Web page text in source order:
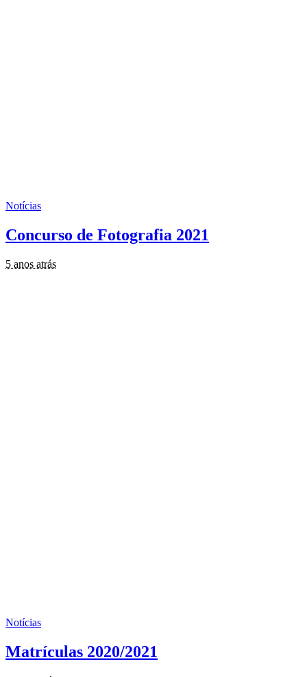
Notícias
Concurso de Fotografia 2021
5 anos atrás
Notícias
Matrículas 2020/2021